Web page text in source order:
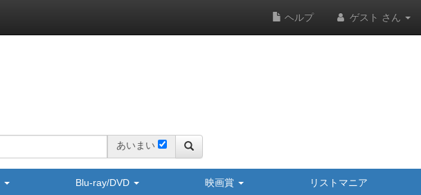
ヘルプ ゲスト さん
あいまい
Blu-ray/DVD 映画賞 リストマニア